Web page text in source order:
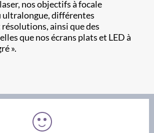
nos objectifs à focale
différentes
ainsi que des
que nos écrans plats et LED à
».